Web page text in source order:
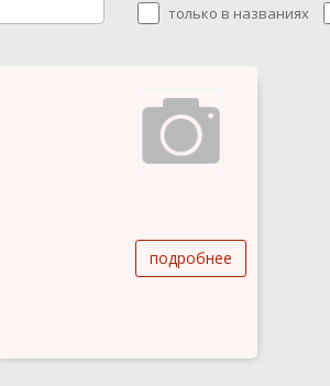
только в названиях
подробнее